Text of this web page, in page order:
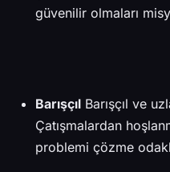
güvenilir olmaları
Barışçıl Barışçıl ve
Çatışmalardan
problemi çözme